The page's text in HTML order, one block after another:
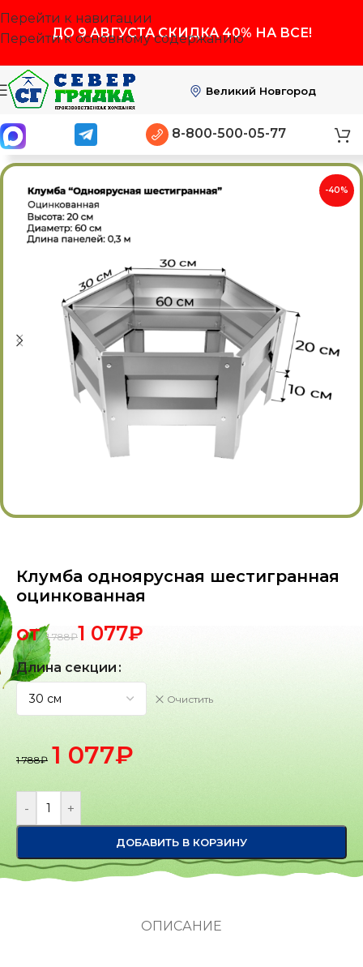
Перейти к навигации
Перейти к основному содержанию
ДО9 АВГУСТАСКИДКА 40% НА ВСЕ!
Великий Новгород
8-800-500-05-77
-40%
Клумба одноярусная шестигранная
оцинкованная
от 1 788₽1 077₽
Длина секции
Очистить
1 788₽ 1 077₽
- +
ДОБАВИТЬ В КОРЗИНУ
ОПИСАНИЕ